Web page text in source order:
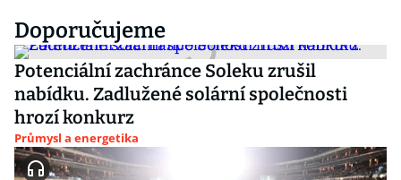
Doporučujeme
Potenciální zachránce Soleku zrušil
nabídku. Zadlužené solární společnosti
hrozí konkurz
Průmysl a energetika